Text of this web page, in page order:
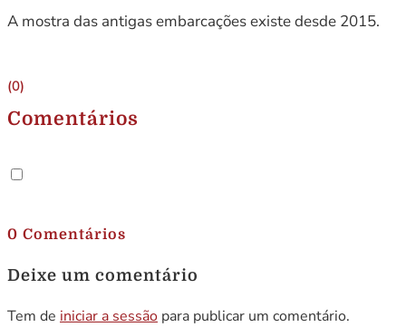
A mostra das antigas embarcações existe desde 2015.
(0)
Comentários
0 Comentários
Deixe um comentário
Tem de iniciar a sessão para publicar um comentário.